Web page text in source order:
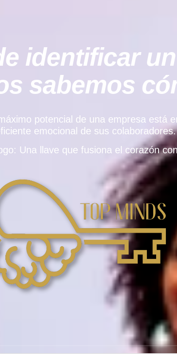
identificar
sabemos
potencial de una empresa está
emocional de sus colaboradores.
Una llave que fusiona el corazón